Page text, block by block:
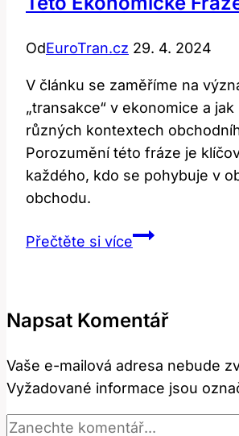
OdEuroTran.cz 29. 4. 2024
V článku se zaměříme na
„transakce“ v ekonomice a
různých kontextech
Porozumění této fráze je
každého, kdo se pohybuje v
obchodu.
Přečtěte si víceTransaction:
Této
Fráze
Napsat Komentář
Vaše e-mailová adresa nebude
Vyžadované informace jsou